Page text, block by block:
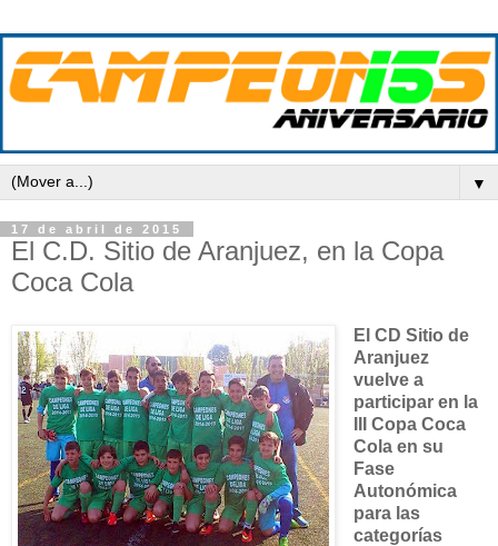
▼
17 de abril de 2015
El C.D. Sitio de Aranjuez, en la Copa
Coca Cola
El CD Sitio de
Aranjuez
vuelve a
participar en la
III Copa Coca
Cola en su
Fase
Autonómica
para las
categorías